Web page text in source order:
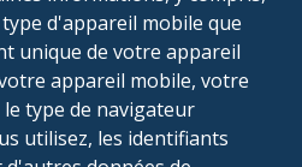
d'appareil mobile que
unique de votre appareil
appareil mobile, votre
type de navigateur
utilisez, les identifiants